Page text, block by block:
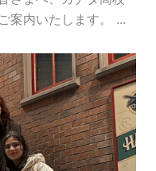
案内いたします。 ...